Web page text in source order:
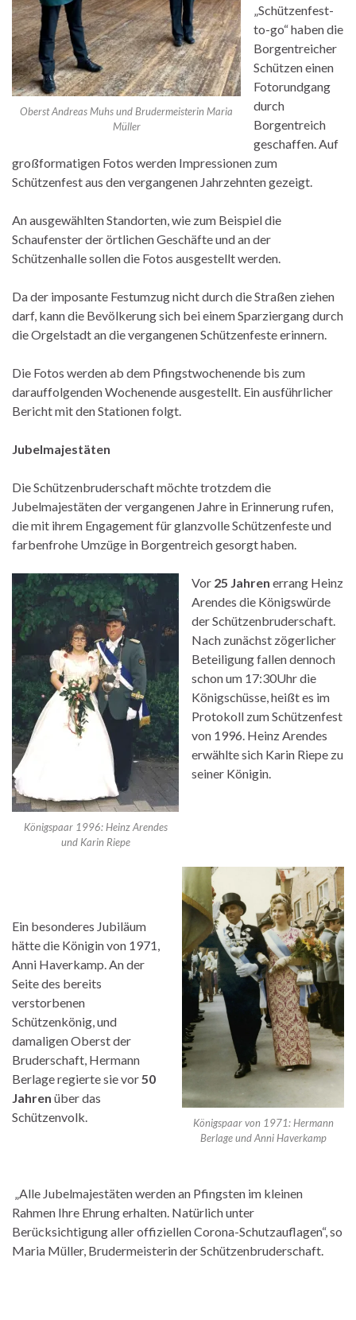
Oberst Andreas Muhs und Brudermeisterin Maria
Müller
„Schützenfest-
to-go“ haben die
Borgentreicher
Schützen einen
Fotorundgang
durch
Borgentreich
geschaffen. Auf
großformatigen Fotos werden Impressionen zum
Schützenfest aus den vergangenen Jahrzehnten gezeigt.
An ausgewählten Standorten, wie zum Beispiel die
Schaufenster der örtlichen Geschäfte und an der
Schützenhalle sollen die Fotos ausgestellt werden.
Da der imposante Festumzug nicht durch die Straßen ziehen
darf, kann die Bevölkerung sich bei einem Sparziergang durch
die Orgelstadt an die vergangenen Schützenfeste erinnern.
Die Fotos werden ab dem Pfingstwochenende bis zum
darauffolgenden Wochenende ausgestellt. Ein ausführlicher
Bericht mit den Stationen folgt.
Jubelmajestäten
Die Schützenbruderschaft möchte trotzdem die
Jubelmajestäten der vergangenen Jahre in Erinnerung rufen,
die mit ihrem Engagement für glanzvolle Schützenfeste und
farbenfrohe Umzüge in Borgentreich gesorgt haben.
Königspaar 1996: Heinz Arendes
und Karin Riepe
Vor 25 Jahren errang Heinz
Arendes die Königswürde
der Schützenbruderschaft.
Nach zunächst zögerlicher
Beteiligung fallen dennoch
schon um 17:30Uhr die
Königschüsse, heißt es im
Protokoll zum Schützenfest
von 1996. Heinz Arendes
erwählte sich Karin Riepe zu
seiner Königin.
Königspaar von 1971: Hermann
Berlage und Anni Haverkamp
Ein besonderes Jubiläum
hätte die Königin von 1971,
Anni Haverkamp. An der
Seite des bereits
verstorbenen
Schützenkönig, und
damaligen Oberst der
Bruderschaft, Hermann
Berlage regierte sie vor50
Jahren über das
Schützenvolk.
„Alle Jubelmajestäten werden an Pfingsten im kleinen
Rahmen Ihre Ehrung erhalten. Natürlich unter
Berücksichtigung aller offiziellen Corona-Schutzauflagen“, so
Maria Müller, Brudermeisterin der Schützenbruderschaft.